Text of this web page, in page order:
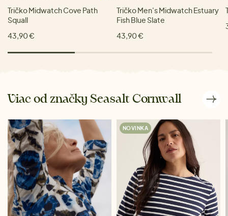
Tričko Midwatch Cove Path
Squall
43,90 €
Tričko Men's Midwatch Estuary
Fish Blue Slate
43,90 €
Viac od značky Seasalt Cornwall
NOVINKA